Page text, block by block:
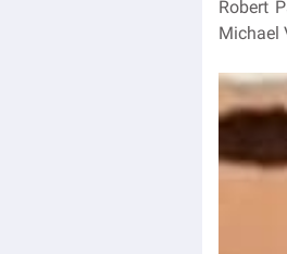
Robert
Michael